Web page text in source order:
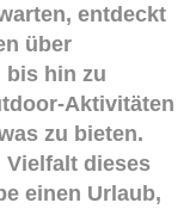
entdeckt
über
bis hin zu
Aktivitäten
zu bieten.
Vielfalt dieses
einen Urlaub,